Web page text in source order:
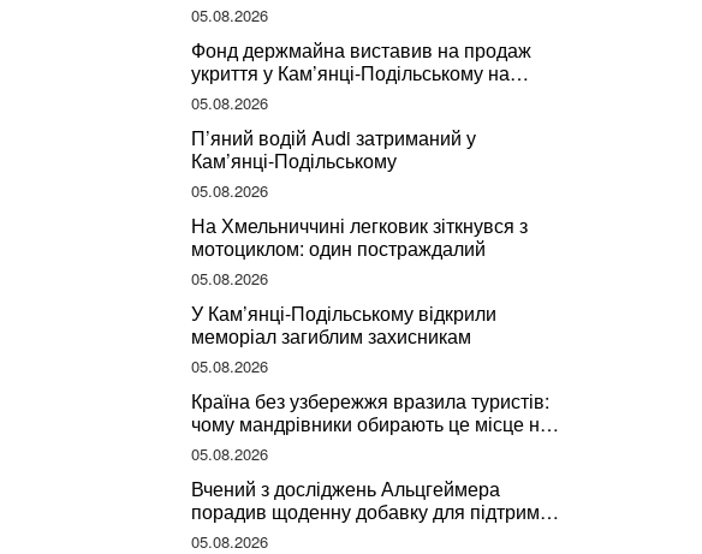
05.08.2026
Фонд держмайна виставив на продаж
укриття у Кам’янці-Подільському на
Хмельниччині
05.08.2026
П’яний водій Audi затриманий у
Кам’янці-Подільському
05.08.2026
На Хмельниччині легковик зіткнувся з
мотоциклом: один постраждалий
05.08.2026
У Кам’янці-Подільському відкрили
меморіал загиблим захисникам
05.08.2026
Країна без узбережжя вразила туристів:
чому мандрівники обирають це місце на
відпочинок
05.08.2026
Вчений з досліджень Альцгеймера
порадив щоденну добавку для підтримки
мозкової діяльності
05.08.2026